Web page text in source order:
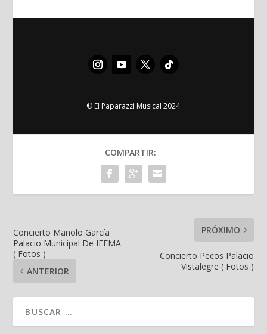
© El Paparazzi Musical 2024
COMPARTIR:
Concierto Manolo García
Palacio Municipal De IFEMA
( Fotos )
ANTERIOR
PRÓXIMO
Concierto Pecos Palacio
Vistalegre ( Fotos )